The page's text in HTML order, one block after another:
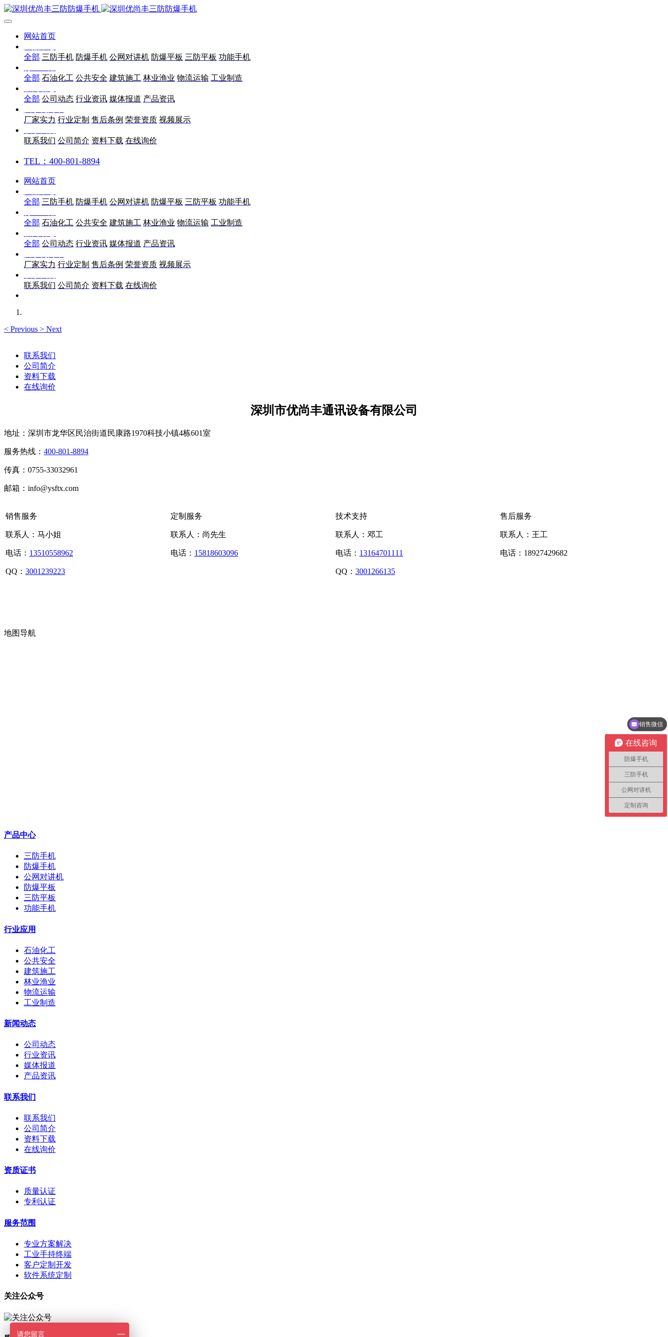
网站首页
全部 三防手机 防爆手机 公网对讲机 防爆平板 三防平板 功能手机
全部 石油化工 公共安全 建筑施工 林业渔业 物流运输 工业制造
全部 公司动态 行业资讯 媒体报道 产品资讯
厂家实力 行业定制 售后条例 荣誉资质 视频展示
联系我们 公司简介 资料下载 在线询价
TEL：400-801-8894
网站首页
全部 三防手机 防爆手机 公网对讲机 防爆平板 三防平板 功能手机
全部 石油化工 公共安全 建筑施工 林业渔业 物流运输 工业制造
全部 公司动态 行业资讯 媒体报道 产品资讯
厂家实力 行业定制 售后条例 荣誉资质 视频展示
联系我们 公司简介 资料下载 在线询价
< Previous > Next
联系我们
公司简介
资料下载
在线询价
深圳市优尚丰通讯设备有限公司
地址：深圳市龙华区民治街道民康路1970科技小镇4栋601室
服务热线： 400-801-8894
传真：0755-33032961
邮箱：info@ysftx.com
销售服务
联系人：马小姐
电话： 13510558962
QQ： 3001239223
定制服务
联系人：尚先生
电话： 15818603096
技术支持
联系人：邓工
电话： 13164701111
QQ： 3001266135
售后服务
联系人：王工
电话： 18927429682
地图导航
产品中心
三防手机
防爆手机
公网对讲机
防爆平板
三防平板
功能手机
行业应用
石油化工
公共安全
建筑施工
林业渔业
物流运输
工业制造
新闻动态
公司动态
行业资讯
媒体报道
产品资讯
联系我们
联系我们
公司简介
资料下载
在线询价
资质证书
质量认证
专利认证
服务范围
专业方案解决
工业手持终端
客户定制开发
软件系统定制
关注公众号
在线咨询
防爆手机
三防手机
公网对讲机
定制咨询
销售微信
请您留言